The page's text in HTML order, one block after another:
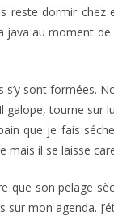
reste dormir
java au moment
sont formées.
tourne
que je fais
mais il se laisse
son pelage
mon agenda.